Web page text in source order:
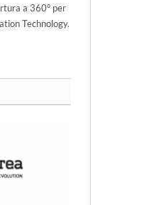
a 360° per
Technology.